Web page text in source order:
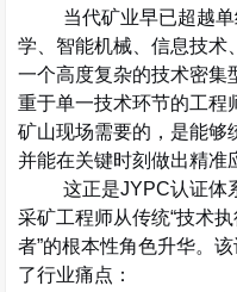
当代矿业早已超越
学、智能机械、信息技术
一个高度复杂的技术密集
重于单一技术环节的工程
矿山现场需要的，是能够
并能在关键时刻做出精准
这正是JYPC认证体
采矿工程师从传统“技术
者”的根本性角色升华。
了行业痛点：